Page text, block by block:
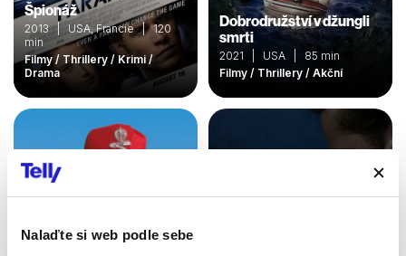
Nalaďte si web podle sebe
Špionáž
2013 | USA, Francie | 120
min
Filmy / Thrillery / Krimi /
Drama
Dobrodružství v džungli
smrti
2021 | USA | 85 min
Filmy / Thrillery / Akční